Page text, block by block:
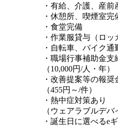
・有給、介護、産
・休憩所、喫煙室完
・食堂完備
・作業服貸与（ロッ
・自転車、バイク通
・職場行事補助金支
（10,000円/人・年）
・改善提案等の報奨
（455円～/件）
・熱中症対策あり
（ウェアラブルデ
・誕生日に選べるe